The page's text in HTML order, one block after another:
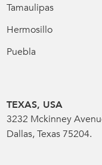
Tamaulipas
Hermosillo
Puebla
TEXAS, USA
3232 Mckinney
Dallas, Texas 75204.